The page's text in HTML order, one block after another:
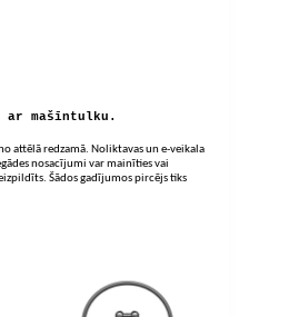
mašīntulku.
attēlā redzamā. Noliktavas un e-veikala
nosacījumi var mainīties vai
Šādos gadījumos pircējs tiks